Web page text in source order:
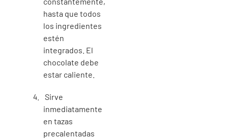
hasta que todos
los ingredientes
estén
integrados. El
chocolate debe
estar caliente.
Sirve
inmediatamente
en tazas
precalentadas